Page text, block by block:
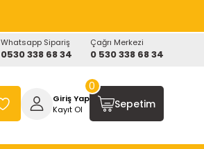
Whatsapp Sipariş
0530 338 68 34
Çağrı Merkezi
0 530 338 68 34
Giriş Yap
Kayıt Ol
Sepetim
0